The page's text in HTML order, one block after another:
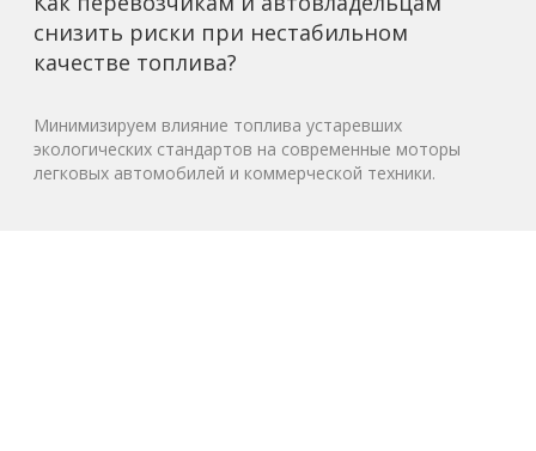
снизить риски при нестабильном
качестве топлива?
Минимизируем влияние топлива устаревших
экологических стандартов на современные моторы
легковых автомобилей и коммерческой техники.